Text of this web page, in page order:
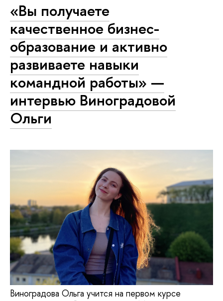
«Вы получаете
качественное бизнес-
образование и активно
развиваете навыки
командной работы» —
интервью Виноградовой
Ольги
Виноградова Ольга учится на первом курсе